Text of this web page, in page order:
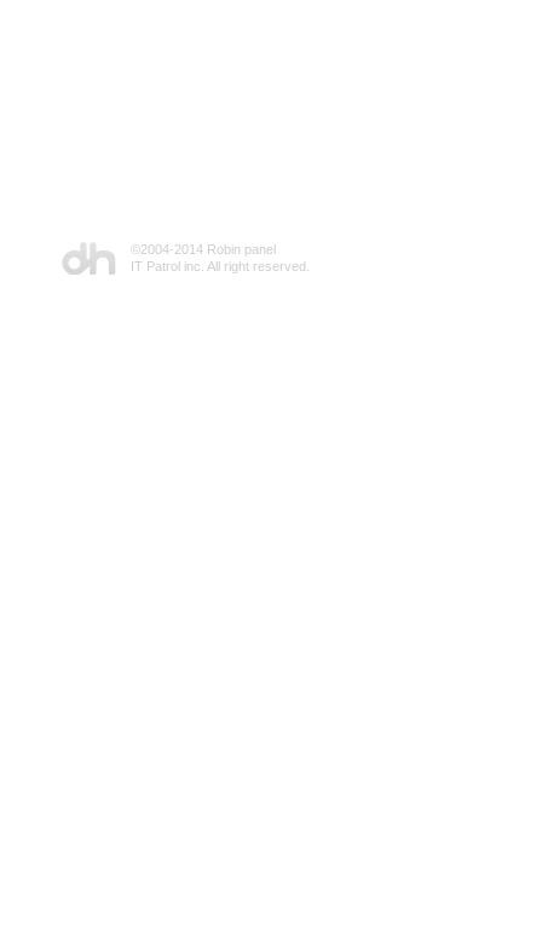
©2004-2014 Robin panel
IT Patrol inc. All right reserved.